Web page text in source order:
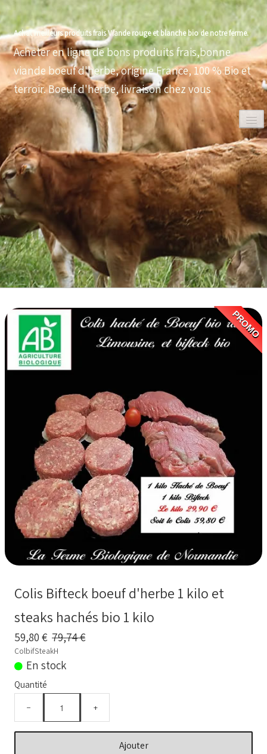
Achat meilleurs produits frais Viande rouge et blanche bio de notre ferme.
Acheter en ligne de bons produits frais,bonne
viande boeuf d'herbe, origine France, 100 % Bio et
terroir. Boeuf d'herbe, livraison chez vous
0
ACCUEIL
VOLAILLES BIO
BOEUF D'HERBE BIO
VEAU BIO
PORC BIO
AGNEAU BIO
MOUTON BIO
NOS COLIS VIANDE
CUISSON RAPIDE▼
BARBECUE BRASERO
TRIPERIE
CHARCUTERIE BIO
BOUILLONS D'OS et OS BIO
Comment commander
Nos VIDEOS
NOTRE FERME▼
Conseils temps de cuisson
Marché frais Livré à la maison
PROMO
Colis Bifteck boeuf d'herbe 1 kilo et
steaks hachés bio 1 kilo
59,80 € 79,74 €
ColbifSteakH
En stock
Quantité
− +
Ajouter